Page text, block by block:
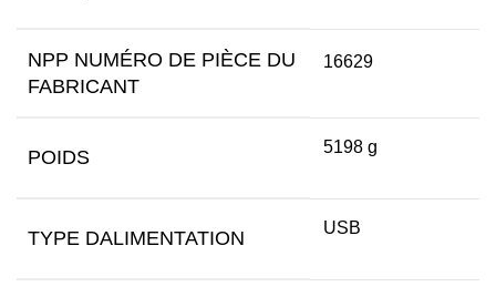
NPP NUMÉRO DE PIÈCE DU
FABRICANT
16629
POIDS 5198 g
TYPE DALIMENTATION USB